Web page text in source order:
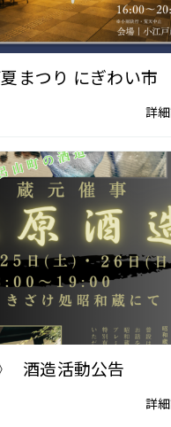
まつり にぎわい
詳
酒造活動公告
詳